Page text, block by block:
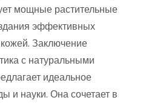
мощные растительные
эффективных
Заключение
с натуральными
идеальное
и науки. Она сочетает в